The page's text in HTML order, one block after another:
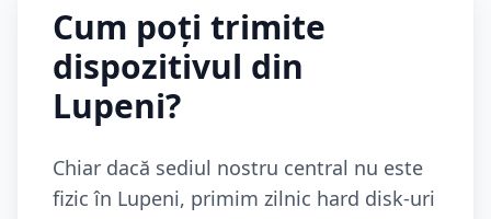
Cum poți trimite
dispozitivul din
Lupeni?
Chiar dacă sediul nostru central nu este
fizic în Lupeni, primim zilnic hard disk-uri